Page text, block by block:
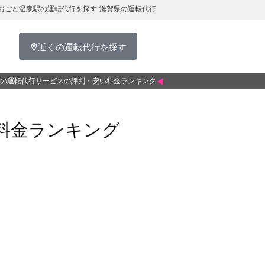
と温泉駅の運転代行を探す-滋賀県の運転代行
近くの運転代行を探す
運転代行サービスの評判・安い料金ランキング
金ランキング